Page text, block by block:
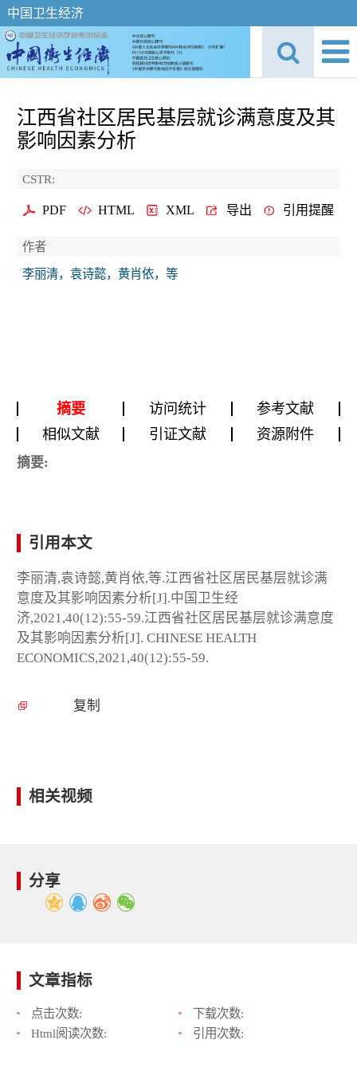
中国卫生经济
江西省社区居民基层就诊满意度及其
影响因素分析
CSTR:
PDF HTML XML 导出 引用提醒
作者
李丽清，袁诗懿，黄肖依，等
摘要 访问统计
参考文献
相似文献
引证文献 资源附件
摘要:
引用本文
李丽清,袁诗懿,黄肖依,等.江西省社区居民基层就诊满
意度及其影响因素分析[J].中国卫生经
济,2021,40(12):55-59.江西省社区居民基层就诊满意度
及其影响因素分析[J]. CHINESE HEALTH
ECONOMICS,2021,40(12):55-59.
复制
相关视频
分享
文章指标
点击次数:
下载次数:
Html阅读次数:
引用次数: